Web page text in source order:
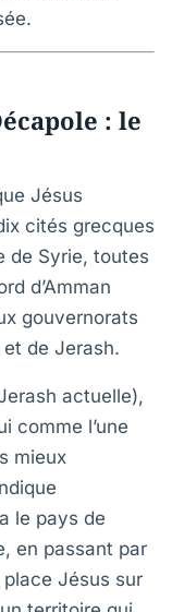
: le
Jésus
cités grecques
de Syrie, toutes
d’Amman
gouvernorats
et de Jerash.
actuelle),
comme l’une
mieux
le pays de
en passant par
Jésus sur